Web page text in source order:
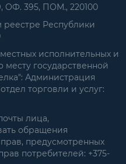
395, ПОМ., 220100
реестре Республики
исполнительных и
месту государственной
Администрация
торговли и услуг:
лица,
обращения
предусмотренных
потребителей: +375-